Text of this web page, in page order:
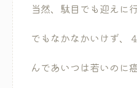
当然、駄目でも迎えに
でもなかなかいけず、
んであいつは若いのに